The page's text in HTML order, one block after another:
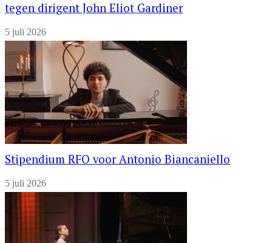
tegen dirigent John Eliot Gardiner
5 juli 2026
Stipendium RFO voor Antonio Biancaniello
5 juli 2026